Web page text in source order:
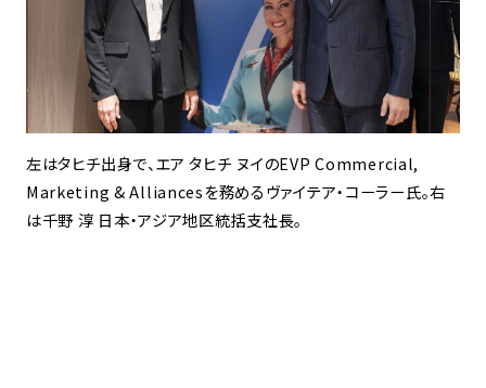
左はタヒチ出身で、エア タヒチ ヌイのEVP Commercial,
Marketing & Alliancesを務めるヴァイテア・コーラー氏。右
は千野 淳 日本・アジア地区統括支社長。